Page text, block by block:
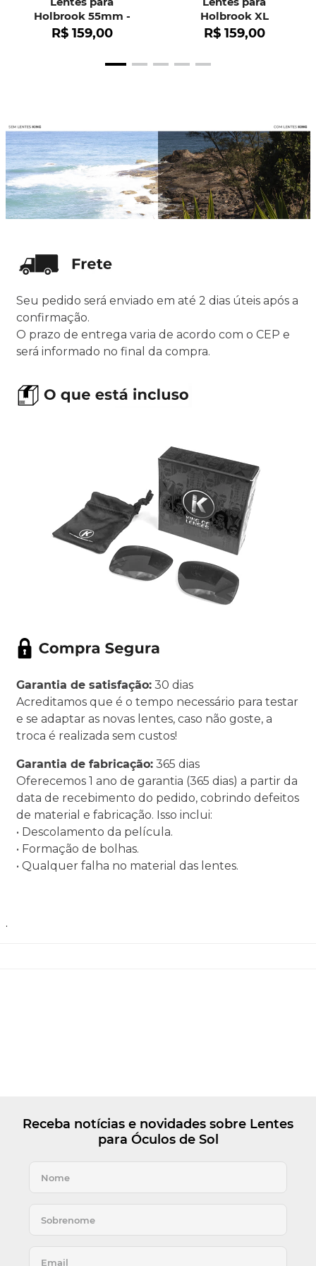
Holbrook 55mm -
OO9102
R$ 159,00
Holbrook XL
R$ 159,00
Seu pedido será enviado em até 2 dias úteis após a
confirmação.
O prazo de entrega varia de acordo com o CEP e
será informado no final da compra.
Garantia de satisfação: 30 dias
Acreditamos que é o tempo necessário para testar
e se adaptar as novas lentes, caso não goste, a
troca é realizada sem custos!
Garantia de fabricação: 365 dias
Oferecemos 1 ano de garantia (365 dias) a partir da
data de recebimento do pedido, cobrindo defeitos
de material e fabricação. Isso inclui:
• Descolamento da película.
• Formação de bolhas.
• Qualquer falha no material das lentes.
.
Receba notícias e novidades sobre Lentes
para Óculos de Sol